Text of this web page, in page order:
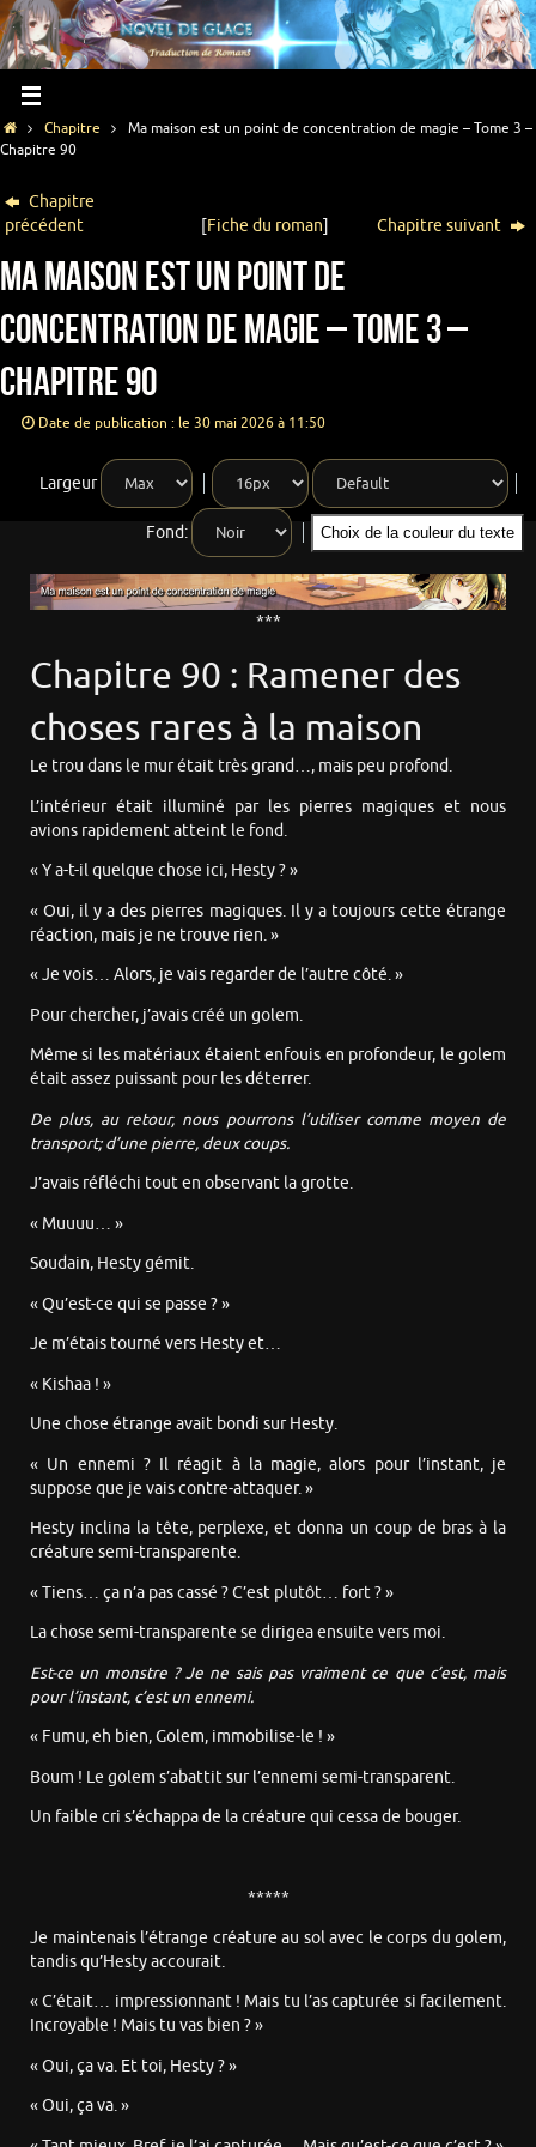
Chapitre
Ma maison est un point de concentration de magie – Tome 3 –
Chapitre 90
Chapitre
précédent
[Fiche du roman] Chapitre suivant
Ma maison est un point de
concentration de magie – Tome 3 –
Chapitre 90
Date de publication : le 30 mai 2026 à 11:50
Largeur
Fond: Choix de la couleur du texte
***
Chapitre 90 : Ramener des
choses rares à la maison
Le trou dans le mur était très grand…, mais peu profond.
L’intérieur était illuminé par les pierres magiques et nous
avions rapidement atteint le fond.
« Y a-t-il quelque chose ici, Hesty ? »
« Oui, il y a des pierres magiques. Il y a toujours cette étrange
réaction, mais je ne trouve rien. »
« Je vois… Alors, je vais regarder de l’autre côté. »
Pour chercher, j’avais créé un golem.
Même si les matériaux étaient enfouis en profondeur, le golem
était assez puissant pour les déterrer.
De plus, au retour, nous pourrons l’utiliser comme moyen de
transport; d’une pierre, deux coups.
J’avais réfléchi tout en observant la grotte.
« Muuuu… »
Soudain, Hesty gémit.
« Qu’est-ce qui se passe ? »
Je m’étais tourné vers Hesty et…
« Kishaa ! »
Une chose étrange avait bondi sur Hesty.
« Un ennemi ? Il réagit à la magie, alors pour l’instant, je
suppose que je vais contre-attaquer. »
Hesty inclina la tête, perplexe, et donna un coup de bras à la
créature semi-transparente.
« Tiens… ça n’a pas cassé ? C’est plutôt… fort ? »
La chose semi-transparente se dirigea ensuite vers moi.
Est-ce un monstre ? Je ne sais pas vraiment ce que c’est, mais
pour l’instant, c’est un ennemi.
« Fumu, eh bien, Golem, immobilise-le ! »
Boum ! Le golem s’abattit sur l’ennemi semi-transparent.
Un faible cri s’échappa de la créature qui cessa de bouger.
*****
Je maintenais l’étrange créature au sol avec le corps du golem,
tandis qu’Hesty accourait.
« C’était… impressionnant ! Mais tu l’as capturée si facilement.
Incroyable ! Mais tu vas bien ? »
« Oui, ça va. Et toi, Hesty ? »
« Oui, ça va. »